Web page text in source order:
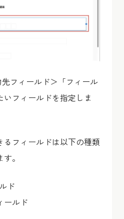
フィールド＞「フィール
いフィールドを指定しま
るフィールドは以下の種類
。
ド
ールド